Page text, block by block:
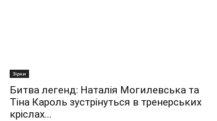
Зірки
Битва легенд: Наталія Могилевська та
Тіна Кароль зустрінуться в тренерських
кріслах...